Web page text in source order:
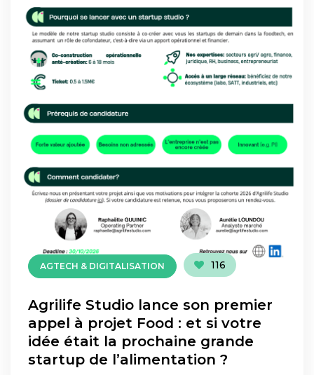
AGTECH & DIGITALISATION 116
Agrilife Studio lance son premier
appel à projet Food : et si votre
idée était la prochaine grande
startup de l’alimentation ?